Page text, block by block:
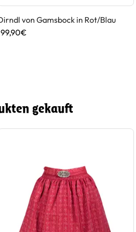
von Gamsbock in Rot/Blau
gekauft